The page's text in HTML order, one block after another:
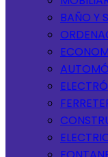
BAÑO Y